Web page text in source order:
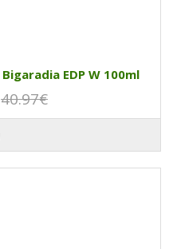
EDP W 100ml
40.97€